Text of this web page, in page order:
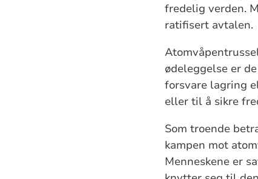
fredelig verden.
ratifisert avtalen.
ødeleggelse er
forsvare lagring
eller til å sikre
Som troende
kampen mot
Menneskene er